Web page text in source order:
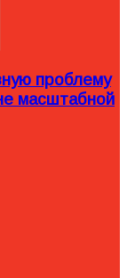
проблему
масштабной